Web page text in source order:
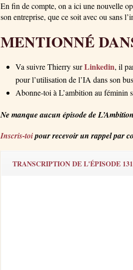
En fin de compte, on a ici une nouvelle
son entreprise, que ce soit avec ou sans
MENTIONNÉ
Va suivre Thierry surLinkedin, il
pour l’utilisation de l’IA dans son
Abonne-toi à L’ambition au féminin
Ne manque aucun épisode de
Inscris-toipour recevoir un rappel par
TRANSCRIPTION DE L'ÉPISODE 131